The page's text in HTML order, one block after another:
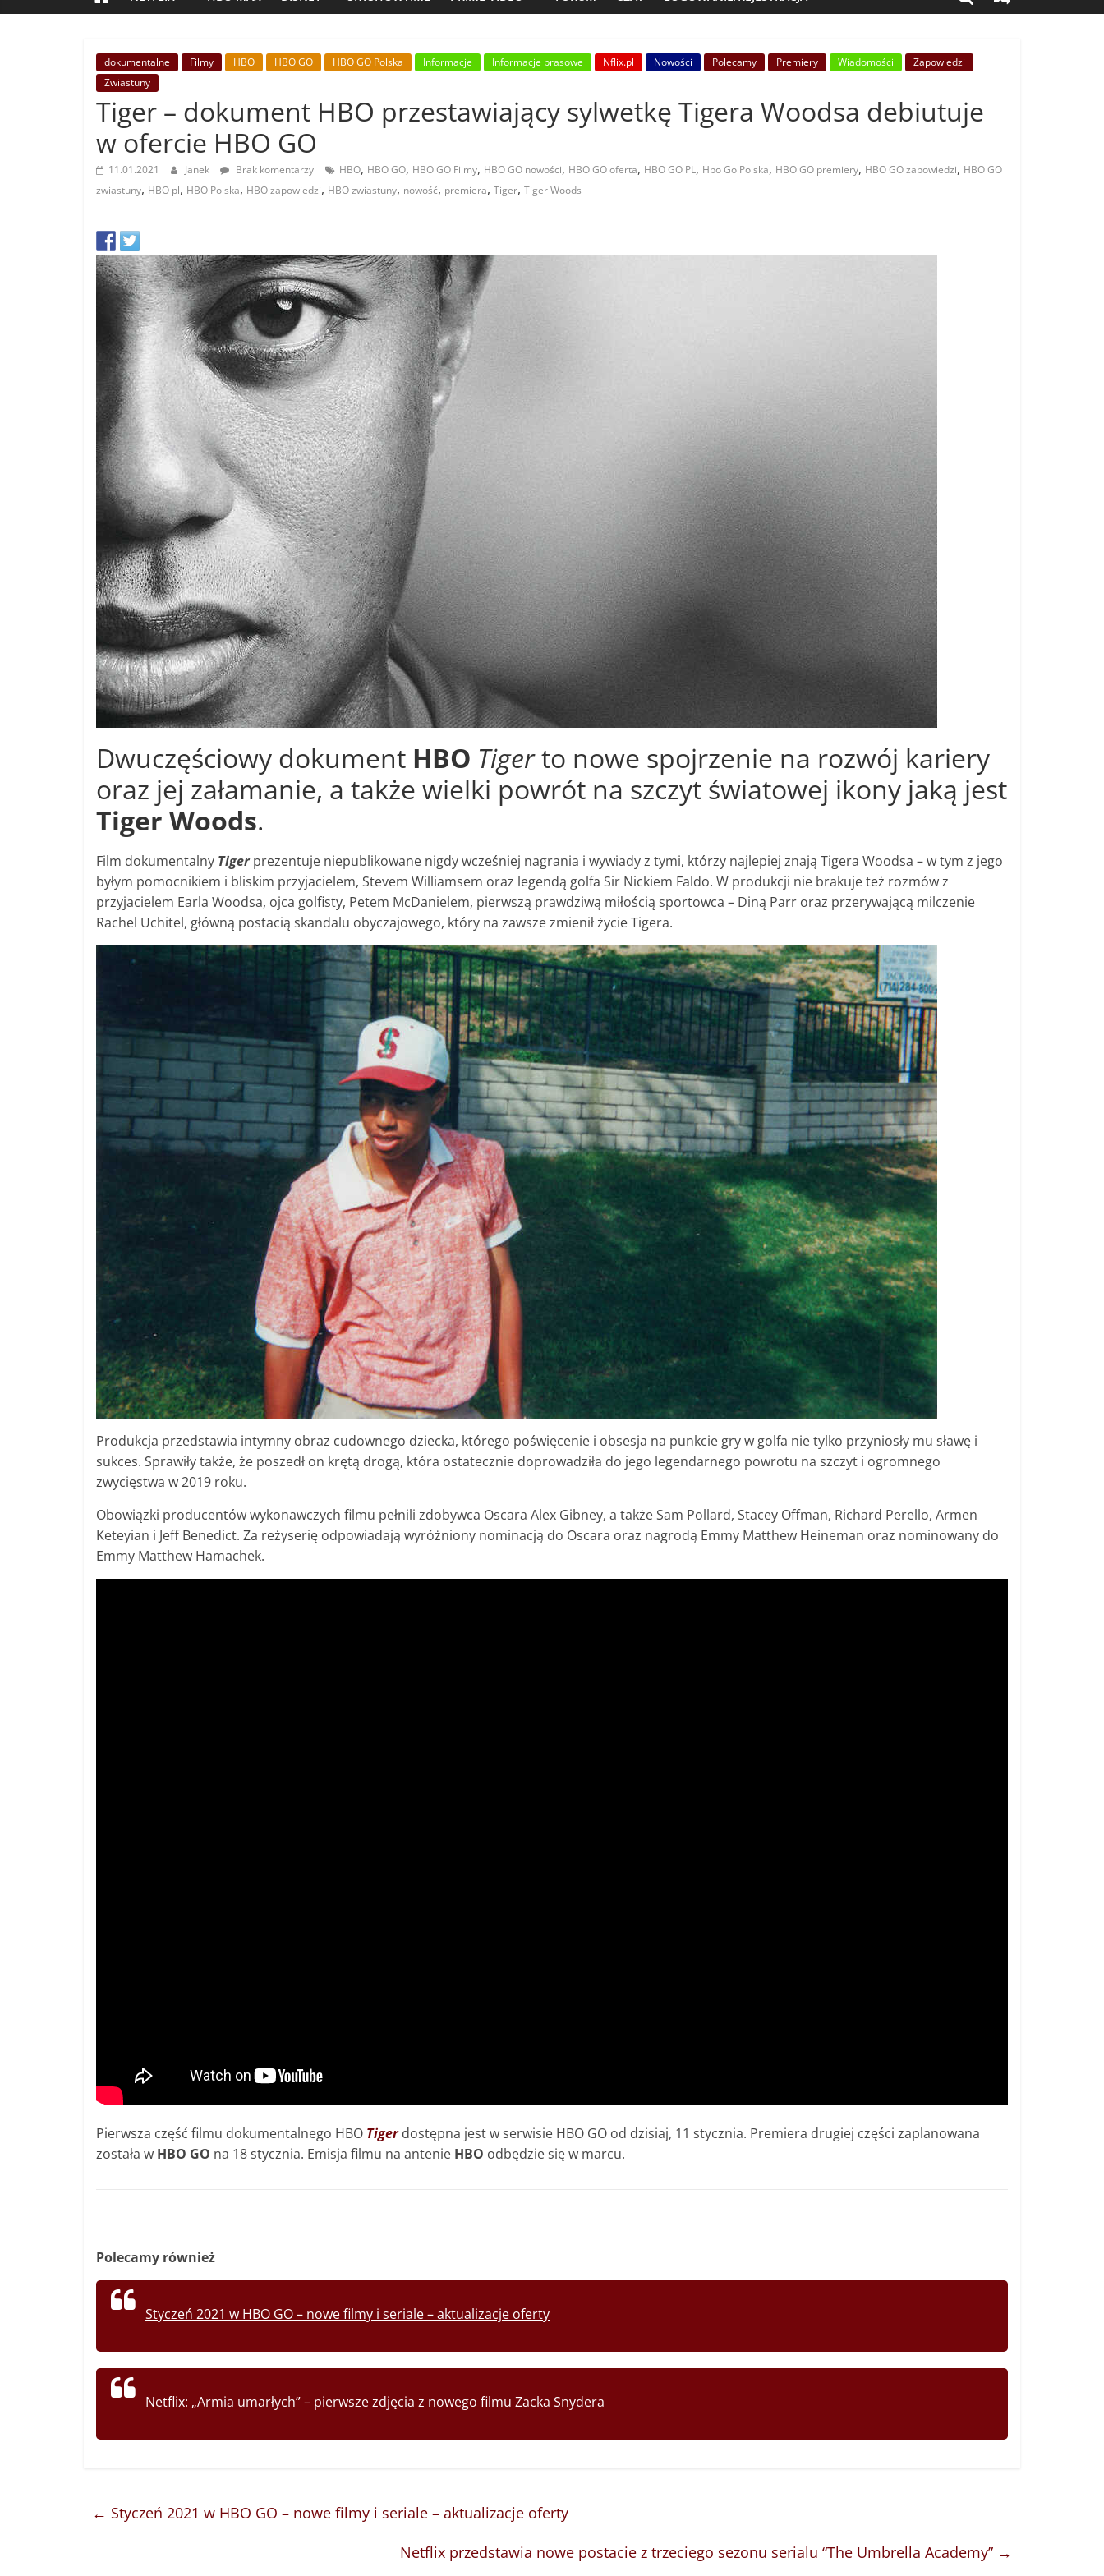
dokumentalne Filmy HBO HBO GO HBO GO Polska Informacje Informacje prasowe Nflix.pl Nowości Polecamy Premiery Wiadomości
Zapowiedzi
Zwiastuny
Tiger – dokument HBO przestawiający sylwetkę Tigera Woodsa debiutuje
w ofercie HBO GO
11.01.2021 Janek Brak komentarzy HBO, HBO GO, HBO GO Filmy, HBO GO nowości, HBO GO oferta, HBO GO PL, Hbo Go Polska, HBO GO premiery, HBO GO zapowiedzi, HBO GO
zwiastuny, HBO pl, HBO Polska, HBO zapowiedzi, HBO zwiastuny, nowość, premiera, Tiger, Tiger Woods
Dwuczęściowy dokument HBO Tigerto nowe spojrzenie na rozwój kariery
oraz jej załamanie, a także wielki powrót na szczyt światowej ikony jaką jest
Tiger Woods.
Film dokumentalny Tigerprezentuje niepublikowane nigdy wcześniej nagrania i wywiady z tymi, którzy najlepiej znają Tigera Woodsa – w tym z jego
byłym pomocnikiem i bliskim przyjacielem, Stevem Williamsem oraz legendą golfa Sir Nickiem Faldo. W produkcji nie brakuje też rozmów z
przyjacielem Earla Woodsa, ojca golfisty, Petem McDanielem, pierwszą prawdziwą miłością sportowca – Diną Parr oraz przerywającą milczenie
Rachel Uchitel, główną postacią skandalu obyczajowego, który na zawsze zmienił życie Tigera.
Produkcja przedstawia intymny obraz cudownego dziecka, którego poświęcenie i obsesja na punkcie gry w golfa nie tylko przyniosły mu sławę i
sukces. Sprawiły także, że poszedł on krętą drogą, która ostatecznie doprowadziła do jego legendarnego powrotu na szczyt i ogromnego
zwycięstwa w 2019 roku.
Obowiązki producentów wykonawczych filmu pełnili zdobywca Oscara Alex Gibney, a także Sam Pollard, Stacey Offman, Richard Perello, Armen
Keteyian i Jeff Benedict. Za reżyserię odpowiadają wyróżniony nominacją do Oscara oraz nagrodą Emmy Matthew Heineman oraz nominowany do
Emmy Matthew Hamachek.
Pierwsza część filmu dokumentalnego HBO Tigerdostępna jest w serwisie HBO GO od dzisiaj, 11 stycznia. Premiera drugiej części zaplanowana
została w HBO GO na 18 stycznia. Emisja filmu na antenie HBO odbędzie się w marcu.
Polecamy również
Styczeń 2021 w HBO GO – nowe filmy i seriale – aktualizacje oferty
Netflix: „Armia umarłych” – pierwsze zdjęcia z nowego filmu Zacka Snydera
← Styczeń 2021 w HBO GO – nowe filmy i seriale – aktualizacje oferty
Netflix przedstawia nowe postacie z trzeciego sezonu serialu “The Umbrella Academy” →